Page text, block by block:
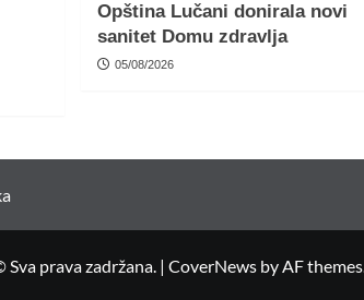
Opština Lučani donirala novi
sanitet Domu zdravlja
05/08/2026
prava zadržana. | CoverNews by AF